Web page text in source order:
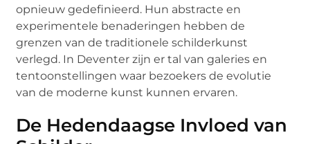
opnieuw gedefinieerd. Hun abstracte en
experimentele benaderingen hebben de
grenzen van de traditionele schilderkunst
verlegd. In Deventer zijn er tal van galeries en
tentoonstellingen waar bezoekers de evolutie
van de moderne kunst kunnen ervaren.
De Hedendaagse Invloed van